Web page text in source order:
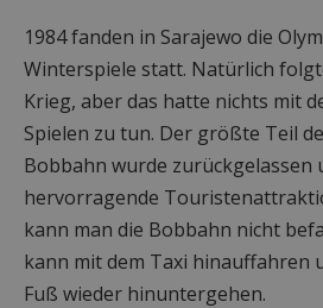
1984 fanden in Sarajewo die
Winterspiele statt. Natürlich
Krieg, aber das hatte nichts mit
Spielen zu tun. Der größte Teil
Bobbahn wurde zurückgelassen
hervorragende
kann man die Bobbahn nicht
kann mit dem Taxi hinauffahren
Fuß wieder hinuntergehen.